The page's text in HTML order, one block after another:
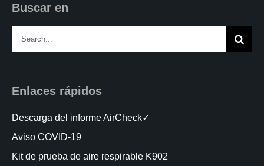
Buscar en
Search
for:
Enlaces rápidos
Descarga del informe AirCheck✓
Aviso COVID-19
Kit de prueba de aire respirable K902